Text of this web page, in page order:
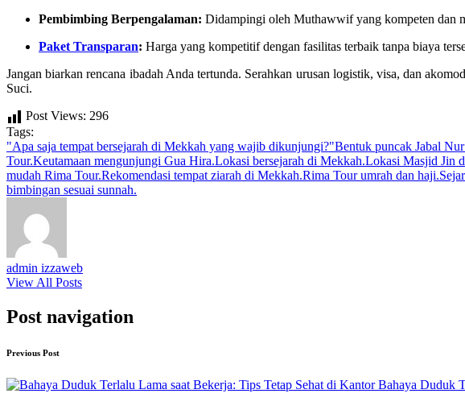
Pembimbing Berpengalaman: Didampingi oleh Muthawwif yang kompeten dan
Paket Transparan: Harga yang kompetitif dengan fasilitas terbaik tanpa biaya
Jangan biarkan rencana ibadah Anda tertunda. Serahkan urusan logistik, visa, dan
Suci.
Post Views: 296
Tags:
"Apa saja tempat bersejarah di Mekkah yang wajib dikunjungi?"Bentuk puncak Jabal
Tour.Keutamaan mengunjungi Gua Hira.Lokasi bersejarah di Mekkah.Lokasi Masjid Jin
mudah Rima Tour.Rekomendasi tempat ziarah di Mekkah.Rima Tour umrah dan haji.
bimbingan sesuai sunnah.
admin izzaweb
View All Posts
Post navigation
Previous Post
Bahaya Duduk